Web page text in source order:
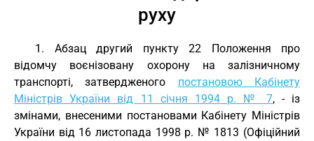
руху
1. Абзац другий пункту 22 Положення про
відомчу воєнізовану охорону на залізничному
транспорті, затвердженого постановою Кабінету
Міністрів України від 11 січня 1994 р. № 7, - із
змінами, внесеними постановами Кабінету Міністрів
України від 16 листопада 1998 р. № 1813 (Офіційний